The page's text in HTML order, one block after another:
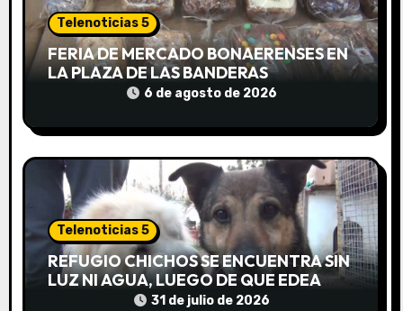
e
e
t
r
a
d
a
Telenoticias 5
FERIA DE MERCADO BONAERENSES EN
LA PLAZA DE LAS BANDERAS
6 de agosto de 2026
Telenoticias 5
REFUGIO CHICHOS SE ENCUENTRA SIN
LUZ NI AGUA, LUEGO DE QUE EDEA
CORTARA EL SUMINISTRO SIN AVISO
31 de julio de 2026